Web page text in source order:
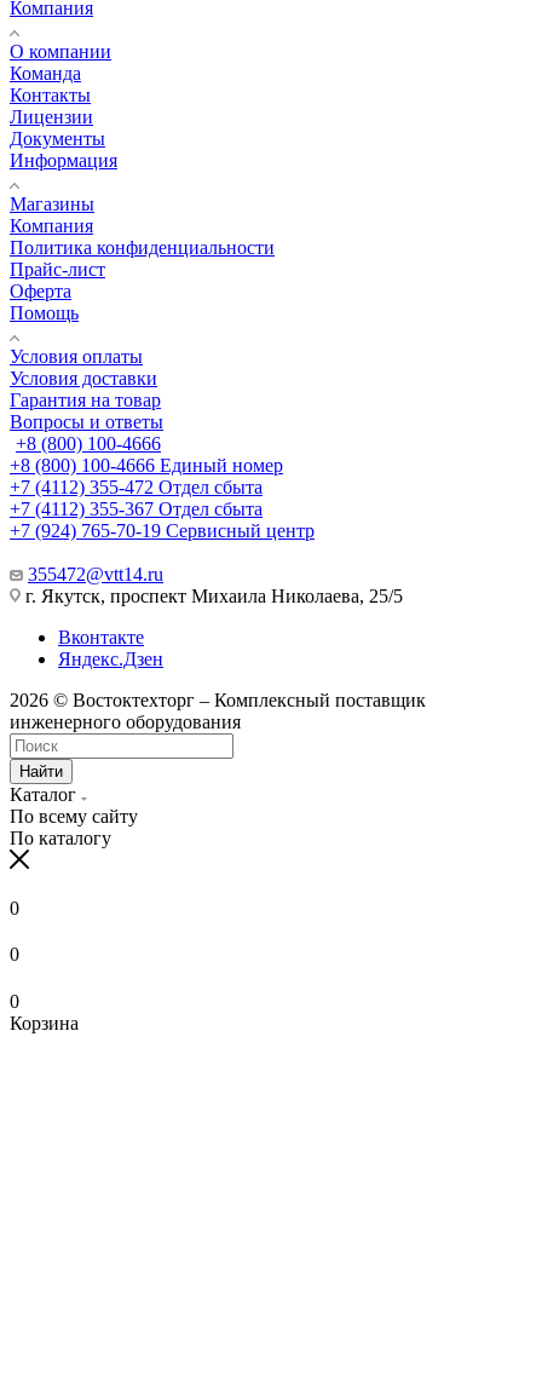
Компания
О компании
Команда
Контакты
Лицензии
Документы
Информация
Магазины
Компания
Политика конфиденциальности
Прайс-лист
Оферта
Помощь
Условия оплаты
Условия доставки
Гарантия на товар
Вопросы и ответы
+8 (800) 100-4666
+8 (800) 100-4666 Единый номер
+7 (4112) 355-472 Отдел сбыта
+7 (4112) 355-367 Отдел сбыта
+7 (924) 765-70-19 Сервисный центр
355472@vtt14.ru
г. Якутск, проспект Михаила Николаева, 25/5
Вконтакте
Яндекс.Дзен
2026 © Востоктехторг – Комплексный поставщик
инженерного оборудования
Найти
Каталог
По всему сайту
По каталогу
0
0
0
Корзина